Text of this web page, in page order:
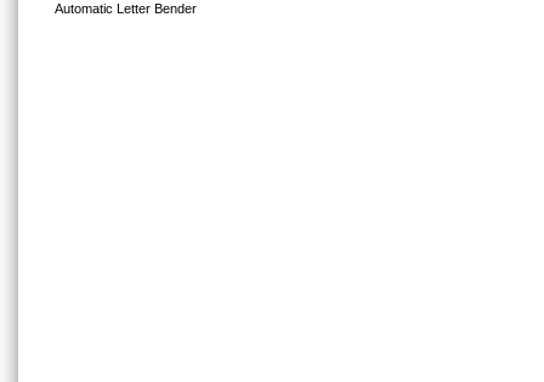
Automatic Letter Bender